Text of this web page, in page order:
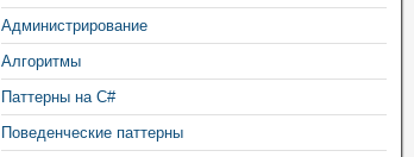
Администрирование
Алгоритмы
Паттерны на C#
Поведенческие паттерны